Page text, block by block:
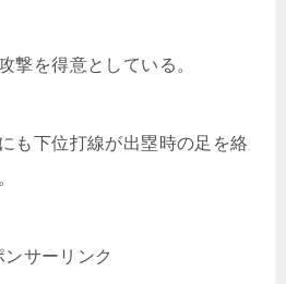
撃を得意としている。
も下位打線が出塁時の足を絡
ンサーリンク